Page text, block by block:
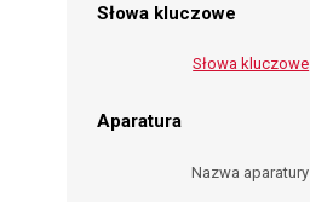
Słowa kluczowe
Słowa kluczowe
Aparatura
Nazwa aparatury